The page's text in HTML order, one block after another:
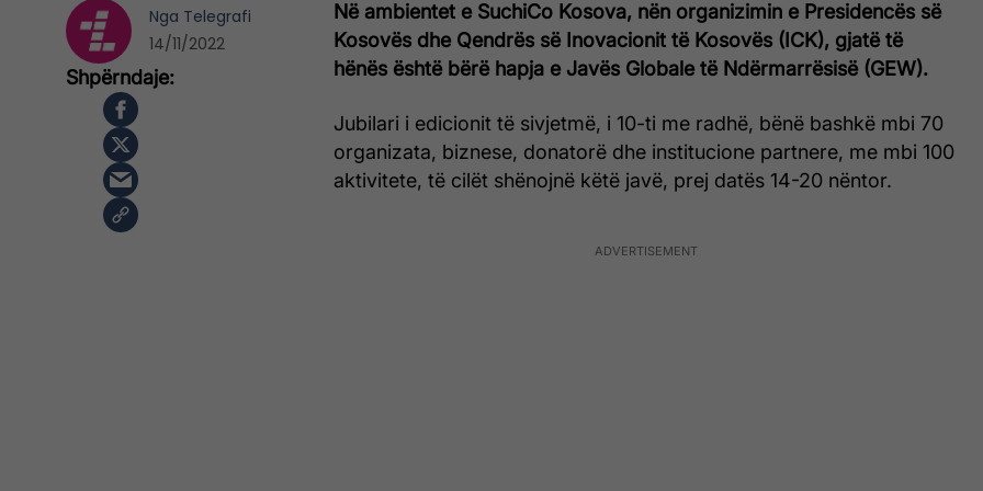
Në ambientet e SuchiCo Kosova, nën organizimin e Presidencës së
Kosovës dhe Qendrës së Inovacionit të Kosovës (ICK), gjatë të
hënës është bërë hapja e Javës Globale të Ndërmarrësisë (GEW).
Jubilari i edicionit të sivjetmë, i 10-ti me radhë, bënë bashkë mbi 70
organizata, biznese, donatorë dhe institucione partnere, me mbi 100
aktivitete, të cilët shënojnë këtë javë, prej datës 14-20 nëntor.
Nga Telegrafi
14/11/2022